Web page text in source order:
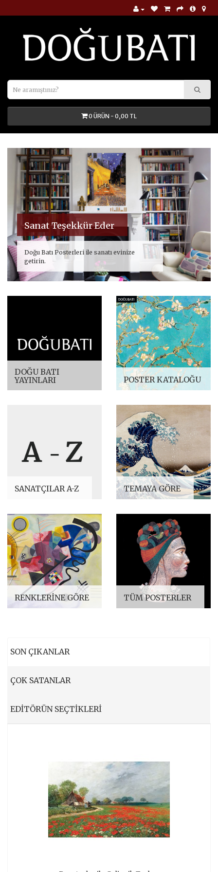
0 ÜRÜN - 0,00 TL
Sanat Teşekkür Eder
Doğu Batı Posterleri ile sanatı evinize
getirin.
DOĞU BATI
YAYINLARI
POSTER KATALOĞU
SANATÇILAR A-Z TEMAYA GÖRE
RENKLERINE GÖRE TÜM POSTERLER
SON ÇIKANLAR
ÇOK SATANLAR
EDITÖRÜN SEÇTIKLERI